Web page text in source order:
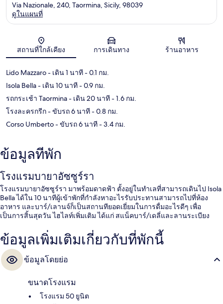
แผนที่
Via Nazionale, 240, Taormina, Sicily, 98039
ดูในแผนที่
สถานที่ใกล้เคียง การเดินทาง ร้านอาหาร
Lido Mazzaro- เดิน 1 นาที- 0.1 กม.
Isola Bella- เดิน 10 นาที- 0.9 กม.
รถกระเช้า Taormina- เดิน 20 นาที- 1.6 กม.
โรงละครกรีก- ขับรถ 6 นาที- 0.8 กม.
Corso Umberto- ขับรถ 6 นาที- 3.4 กม.
ข้อมูลที่พัก
โรงแรมบายาอัซซูร์รา
โรงแรมบายาอัซซูร์รา มาพร้อมดาดฟ้า ตั้งอยู่ในทำเลที่สามารถเดินไป Isola
Bella ได้ใน 10 นาทีผู้เข้าพักที่กำลังหาอะไรรับประทานสามารถไปที่ห้อง
อาหาร และบาร์/เลานจ์ก็เป็นสถานทียอดเยี่ยมในการดื่มอะไรดีๆ เพื่อ
เป็นการสิ้นสุดวัน ไฮไลท์เพิ่มเติม ได้แก่ สแน็คบาร์/เดลี่และลานระเบียง
ข้อมูลเพิ่มเติมเกี่ยวกับที่พักนี้
ข้อมูลโดยย่อ
ขนาดโรงแรม
โรงแรม 50 ยูนิต